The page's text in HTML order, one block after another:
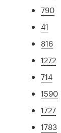
790
41
816
1272
714
1590
1727
1783